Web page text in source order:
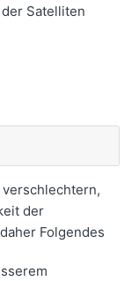
Satelliten
der
Folgendes